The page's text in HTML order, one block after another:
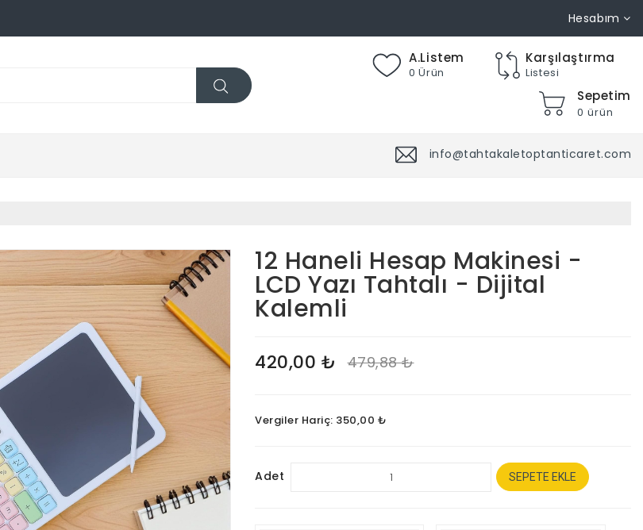
Hesabım
A.Listem
0 Ürün
Karşılaştırma
Listesi
Sepetim
0 ürün
info@tahtakaletoptanticaret.com
12 Haneli Hesap Makinesi -
LCD Yazı Tahtalı - Dijital
Kalemli
420,00 ₺ 479,88 ₺
Vergiler Hariç: 350,00 ₺
Adet SEPETE EKLE